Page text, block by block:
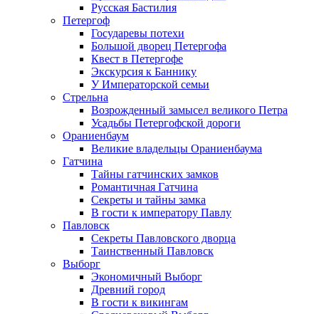
Русская Бастилия
Петергоф
Государевы потехи
Большой дворец Петергофа
Квест в Петергофе
Экскурсия к Баннику
У Императорской семьи
Стрельна
Возрожденный замысел великого Петра
Усадьбы Петергофской дороги
Ораниенбаум
Великие владельцы Ораниенбаума
Гатчина
Тайны гатчинских замков
Романтичная Гатчина
Секреты и тайны замка
В гости к императору Павлу
Павловск
Секреты Павловского дворца
Таинственный Павловск
Выборг
Экономичный Выборг
Древний город
В гости к викингам